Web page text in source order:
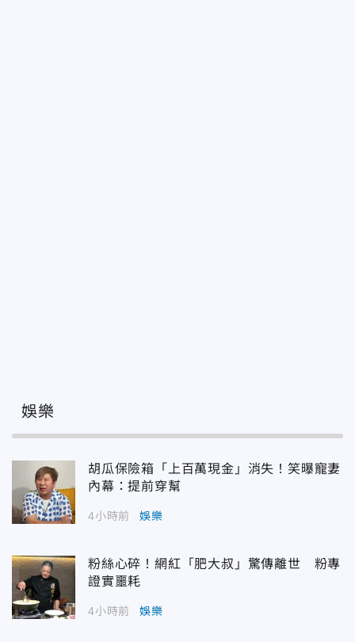
娛樂
胡瓜保險箱「上百萬現金」消失！笑曝寵妻
內幕：提前穿幫
4小時前 娛樂
粉絲心碎！網紅「肥大叔」驚傳離世 粉專
證實噩耗
4小時前 娛樂